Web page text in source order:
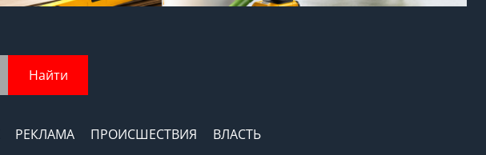
Найти
РЕКЛАМА ПРОИСШЕСТВИЯ
ВЛАСТЬ